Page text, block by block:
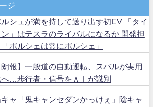
ジ
ルシェが満を持して送り出す初EV 「タイ
ン」はテスラのライバルになるか 開発担
「ポルシェは常にポルシェ」
朗報】一般道の自動運転、スバルが実用
へ…歩行者・信号をＡＩが識別
キャ「鬼キャンセダンかっけぇ」陰キャ